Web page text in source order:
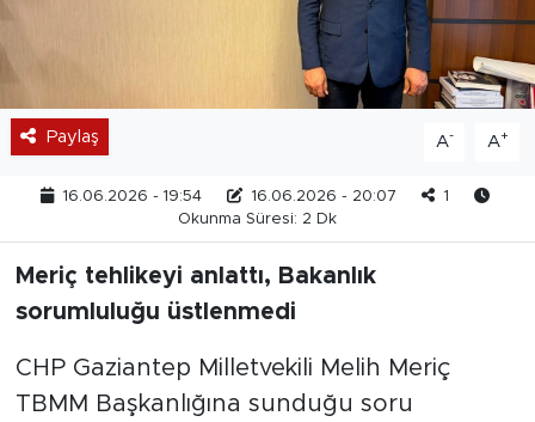
Paylaş A- A+
16.06.2026 - 19:54 16.06.2026 - 20:07
1
Okunma Süresi: 2 Dk
Meriç tehlikeyi anlattı, Bakanlık
sorumluluğu üstlenmedi
CHP Gaziantep Milletvekili Melih Meriç
TBMM Başkanlığına sunduğu soru